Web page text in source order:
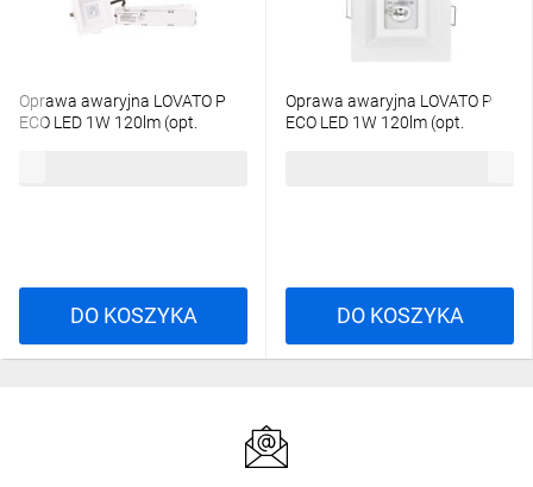
Oprawa awaryjna LOVATO P
ECO LED 1W 120lm (opt.
DO KOSZYKA
Oprawa awaryjna LOVATO P
ECO LED 1W 120lm (opt.
DO KOSZYKA